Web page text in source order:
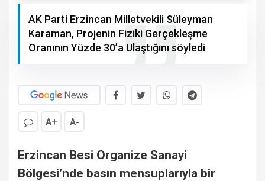
AK Parti Erzincan Milletvekili Süleyman
Karaman, Projenin Fiziki Gerçekleşme
Oranının Yüzde 30’a Ulaştığını söyledi
A+ A-
Erzincan Besi Organize Sanayi
Bölgesi’nde basın mensuplarıyla bir